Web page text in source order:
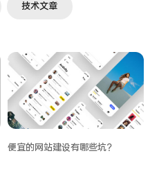
技术文章
便宜的网站建设有哪些坑？